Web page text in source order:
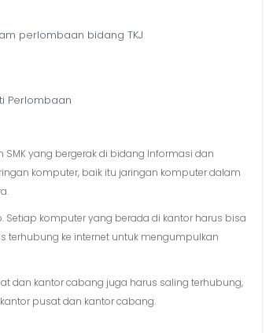
perlombaan bidang TKJ
Perlombaan
yang bergerak di bidang Informasi dan
komputer, baik itu jaringan komputer dalam
komputer yang berada di kantor harus bisa
terhubung ke internet untuk mengumpulkan
dan kantor cabang juga harus saling terhubung,
pusat dan kantor cabang.